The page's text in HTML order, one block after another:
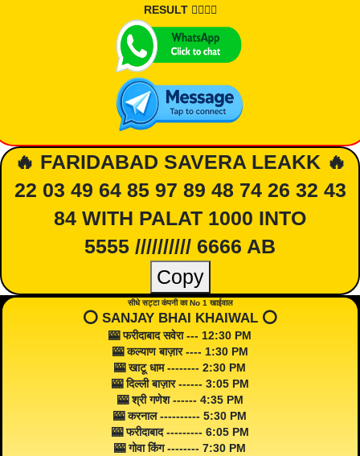
RESULT 👇🏾👇🏾
🔥 FARIDABAD SAVERA LEAKK 🔥
22 03 49 64 85 97 89 48 74 26 32 43
84 WITH PALAT 1000 INTO
5555 ////////// 6666 AB
Copy
सीधे सट्टा कंपनी का No 1 खाईवाल
⭕️ SANJAY BHAI KHAIWAL ⭕️
🎰 फरीदाबाद सवेरा --- 12:30 PM
🎰 कल्याण बाज़ार ---- 1:30 PM
🎰 खाटू धाम -------- 2:30 PM
🎰 दिल्ली बाज़ार ------ 3:05 PM
🎰 श्री गणेश ------ 4:35 PM
🎰 करनाल ---------- 5:30 PM
🎰 फरीदाबाद --------- 6:05 PM
🎰 गोवा किंग -------- 7:30 PM